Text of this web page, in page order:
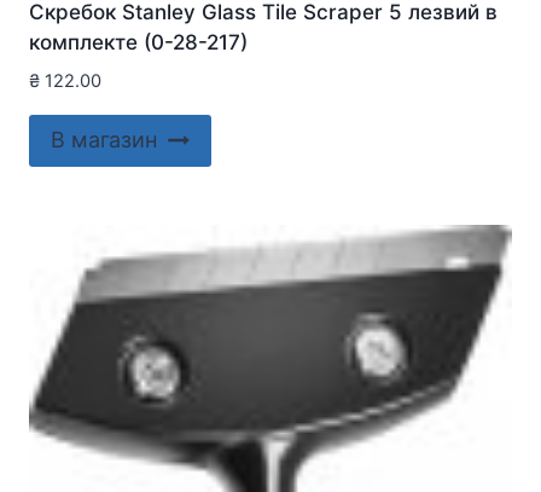
Скребок Stanley Glass Tile Scraper 5 лезвий в
комплекте (0-28-217)
₴ 122.00
В магазин